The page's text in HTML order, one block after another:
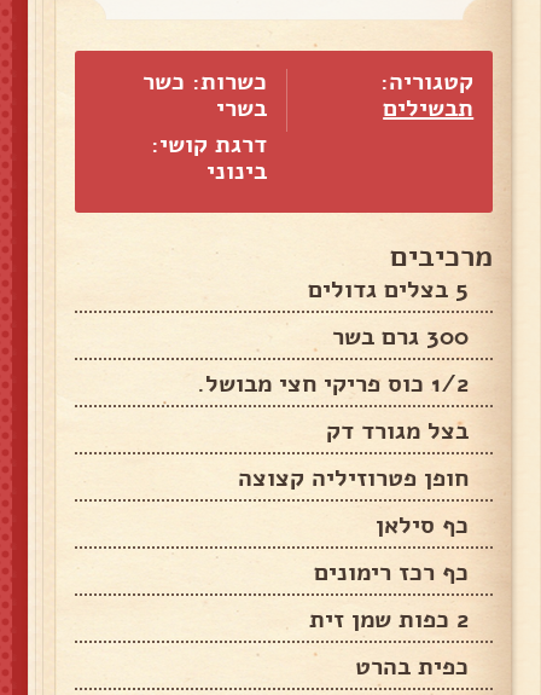
קטגוריה:
תבשילים
כשרות: כשר
בשרי
דרגת קושי:
בינוני
מרכיבים
5 בצלים גדולים
300 גרם בשר
1/2 כוס פריקי חצי מבושל.
בצל מגורד דק
חופן פטרוזיליה קצוצה
כף סילאן
כף רכז רימונים
2 כפות שמן זית
כפית בהרט